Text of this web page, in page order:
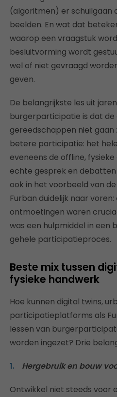
(algoritmen) er schuilgaan
beelden. En wat dat
waarop een vraagstuk
besluitvorming wordt
wel of niet gevraagd
geven.
De belangrijkste les uit
burgerparticipatie is dat de
gereedschappen niet
betere participatie: het
eveneens de offline,
echte gesprek en debatten
ook in het voorbeeld van
Furban duidelijk naar
ontmoetingen waren
was een hulpmiddel in een
gehele participatieproces.
Beste mix tussen
fysieke handwerk
Hoe kunnen digital twins,
participatieplatforms als
lessen van
worden ingezet? Drie
Hergebruik en bouw
Ontwikkel niet steeds voor